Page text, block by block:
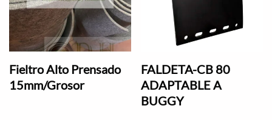
Fieltro Alto Prensado
15mm/Grosor
FALDETA-CB 80
ADAPTABLE A
BUGGY